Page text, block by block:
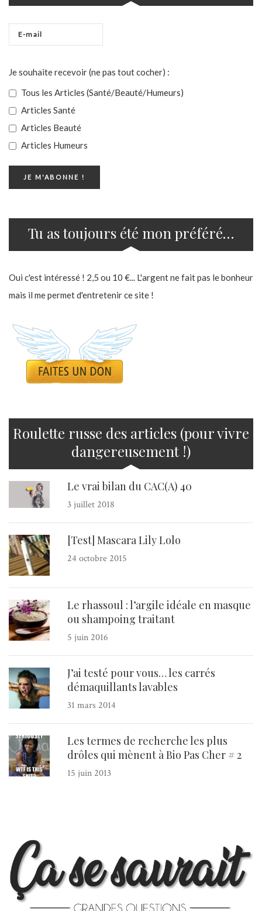
Je souhaite recevoir (ne pas tout cocher) :
Tous les Articles (Santé/Beauté/Humeurs)
Articles Santé
Articles Beauté
Articles Humeurs
Tu as toujours été mon préféré…
Oui c'est intéressé ! 2,5 ou 10 €... L'argent ne fait pas le bonheur
mais il me permet d'entretenir ce site !
Roulette russe des articles (pour vivre
dangereusement !)
Le vrai bilan du CAC(A) 40
3 juillet 2018
[Test] Mascara Lily Lolo
24 octobre 2015
Le rhassoul : l’argile idéale en masque
ou shampoing traitant
5 juin 2016
J’ai testé pour vous… les carrés
démaquillants lavables
31 mars 2014
Les termes de recherche les plus
drôles qui mènent à Bio Pas Cher # 2
15 juin 2013